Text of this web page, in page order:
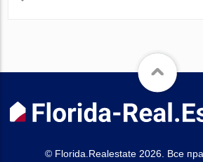
© Florida.Realestate 2026. Все